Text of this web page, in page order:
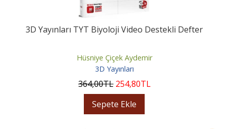
3D Yayınları TYT Biyoloji Video Destekli Defter
Hüsniye Çiçek Aydemir
3D Yayınları
364,00TL 254,80TL
Sepete Ekle